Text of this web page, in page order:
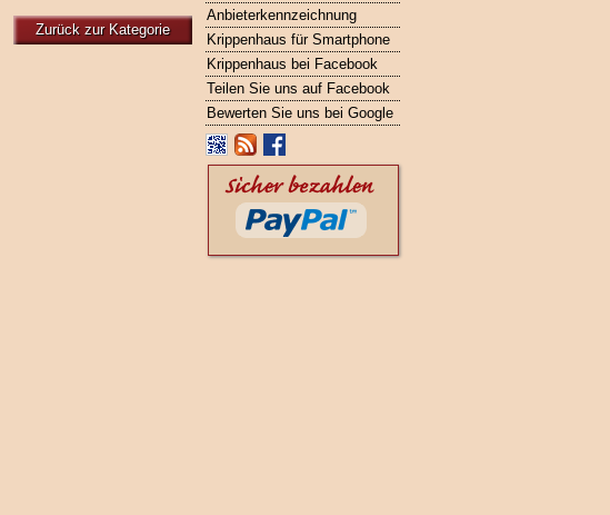
Anbieterkennzeichnung
Krippenhaus für Smartphone
Krippenhaus bei Facebook
Teilen Sie uns auf Facebook
Bewerten Sie uns bei Google
Zurück zur Kategorie